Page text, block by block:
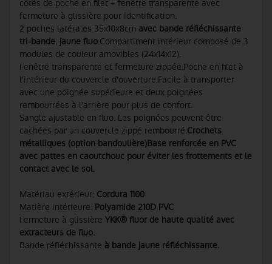
côtés de poche en filet + fenêtre transparente avec
fermeture à glissière pour identification.
2 poches latérales 35x10x8cm avec bande réfléchissante
tri-bande, jaune fluo.Compartiment intérieur composé de 3
modules de couleur amovibles (24x14x12).
Fenêtre transparente et fermeture zippée.Poche en filet à
l'intérieur du couvercle d'ouverture.Facile à transporter
avec une poignée supérieure et deux poignées
rembourrées à l'arrière pour plus de confort.
Sangle ajustable en fluo. Les poignées peuvent être
cachées par un couvercle zippé rembourré.Crochets
métalliques (option bandoulière)Base renforcée en PVC
avec pattes en caoutchouc pour éviter les frottements et le
contact avec le sol.
Matériau extérieur: Cordura 1100
Matière intérieure: Polyamide 210D PVC
Fermeture à glissière YKK® fluor de haute qualité avec
extracteurs de fluo.
Bande réfléchissante à bande jaune réfléchissante.